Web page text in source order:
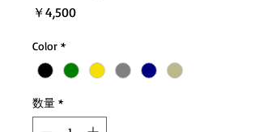
￥4,500価
Color *
数量 *